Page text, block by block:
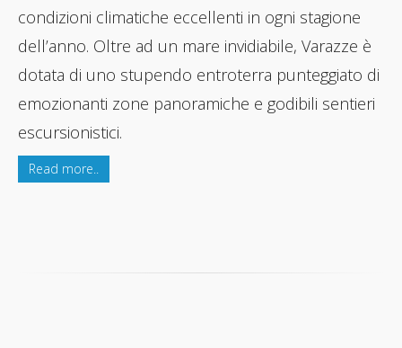
condizioni climatiche eccellenti in ogni stagione
dell’anno. Oltre ad un mare invidiabile, Varazze è
dotata di uno stupendo entroterra punteggiato di
emozionanti zone panoramiche e godibili sentieri
escursionistici.
Read more..